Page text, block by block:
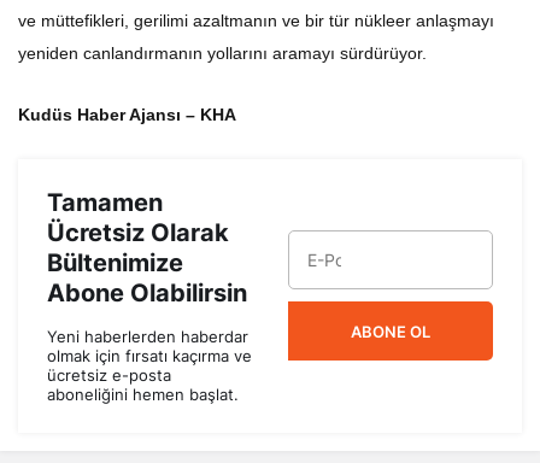
ve müttefikleri, gerilimi azaltmanın ve bir tür nükleer anlaşmayı
yeniden canlandırmanın yollarını aramayı sürdürüyor.
Kudüs Haber Ajansı – KHA
Tamamen
Ücretsiz Olarak
Bültenimize
Abone Olabilirsin
Yeni haberlerden haberdar
olmak için fırsatı kaçırma ve
ücretsiz e-posta
aboneliğini hemen başlat.
ABONE OL